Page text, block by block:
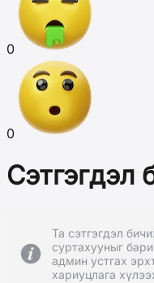
0
0
Сэтгэгдэл
Та сэтгэгдэл
суртахууныг
админ устгах
хариуцлага